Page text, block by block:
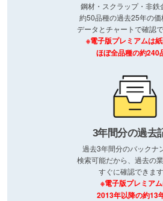
鋼材・スクラップ・非鉄
約50品種の過去25年の
データとチャートで確認で
※電子版プレミアムは
ほぼ全品種の約240
3年間分の過去
過去3年間分のバックナ
検索可能だから、過去の
すぐに確認できます
※電子版プレミア
2013年以降の約13